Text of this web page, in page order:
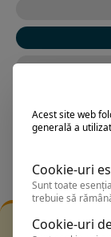
Filtrarea
Acest site web
generală a
Cookie-uri
Sunt toate
trebuie să
Cookie-uri